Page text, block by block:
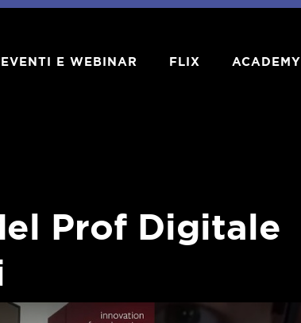
EVENTI E WEBINAR FLIX ACADEMY
Prof Digitale